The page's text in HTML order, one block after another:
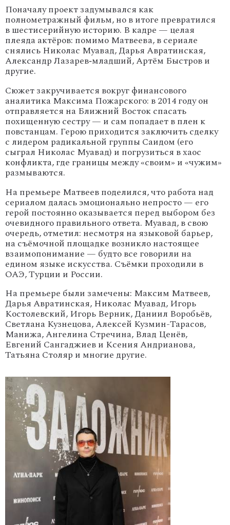
Поначалупроектзадумывался как
полнометражный фильм,новитоге превратился
вшестисерийнуюисторию. В кадре — целая
плеядаактёров: помимоМатвеева,всериале
снялисьНиколас Муавад,ДарьяАвратинская,
АлександрЛазарев‑младший,Артём Быстрови
другие.
Сюжетзакручивается вокругфинансового
аналитикаМаксимаПожарского: в2014годуон
отправляется наБлижний Востокспасать
похищеннуюсестру— и сам попадаетвплен к
повстанцам. Героюприходится заключитьсделку
слидером радикальной группы Саидом (его
сыграл Николас Муавад) и погрузиться вхаос
конфликта,где границы между«своим» и«чужим»
размываются.
Напремьере Матвеевподелился,чтоработанад
сериалом даласьэмоциональнонепросто— его
герой постояннооказывается перед выбором без
очевидногоправильногоответа. Муавад,всвою
очередь,отметил: несмотря наязыковой барьер,
насъёмочной площадке возниклонастоящее
взаимопонимание — будтовсе говорили на
едином языке искусства. Съёмки проходили в
ОАЭ,Турции и России.
На премьере были замечены: Максим Матвеев,
Дарья Авратинская, Николас Муавад, Игорь
Костолевский, Игорь Верник, Даниил Воробьёв,
Светлана Кузнецова, Алексей Кузмин-Тарасов,
Манижа, Ангелина Стречина, Влад Ценёв,
Евгений Сангаджиев и Ксения Андрианова,
Татьяна Столяр и многие другие.
'